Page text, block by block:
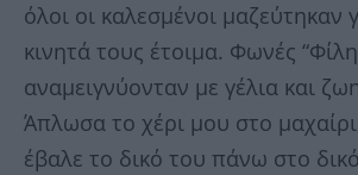
όλοι οι καλεσμένοι
κινητά τους έτοιμα. Φωνές
αναμειγνύονταν με γέλια και
Άπλωσα το χέρι μου στο μαχαίρι,
έβαλε το δικό του πάνω στο